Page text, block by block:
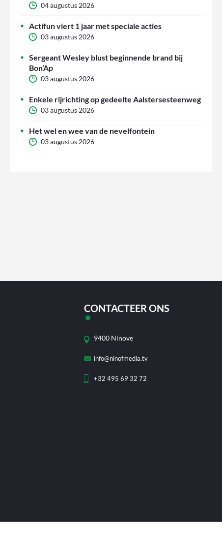
04 augustus 2026
Actifun viert 1 jaar met speciale acties
03 augustus 2026
Sergeant Wesley blust beginnende brand bij
Bon’Ap
03 augustus 2026
Enkele rijrichting op gedeelte Aalstersesteenweg
03 augustus 2026
Het wel en wee van de nevelfontein
03 augustus 2026
CONTACTEER ONS
9400 Ninove
info@ninofmedia.tv
+32 495 69 32 72